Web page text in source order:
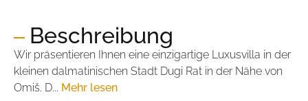
Beschreibung
Wir präsentieren Ihnen eine einzigartige Luxusvilla in der
kleinen dalmatinischen Stadt Dugi Rat in der Nähe von
Omiš. D... Mehr lesen